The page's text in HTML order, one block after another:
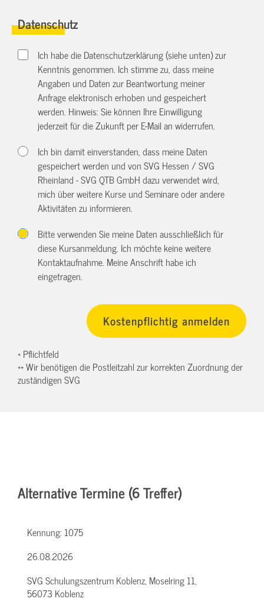
Datenschutz
Ich habe die Datenschutzerklärung (siehe unten) zur
Kenntnis genommen. Ich stimme zu, dass meine
Angaben und Daten zur Beantwortung meiner
Anfrage elektronisch erhoben und gespeichert
werden. Hinweis: Sie können Ihre Einwilligung
jederzeit für die Zukunft per E-Mail anwiderrufen.
Ich bin damit einverstanden, dass meine Daten
gespeichert werden und von SVG Hessen / SVG
Rheinland - SVG QTB GmbH dazu verwendet wird,
mich über weitere Kurse und Seminare oder andere
Aktivitäten zu informieren.
Bitte verwenden Sie meine Daten ausschließlich für
diese Kursanmeldung. Ich möchte keine weitere
Kontaktaufnahme. Meine Anschrift habe ich
eingetragen.
* Pflichtfeld
** Wir benötigen die Postleitzahl zur korrekten Zuordnung der
zuständigen SVG
Alternative Termine (6 Treffer)
Kennung: 1075
26.08.2026
SVG Schulungszentrum Koblenz, Moselring 11,
56073 Koblenz